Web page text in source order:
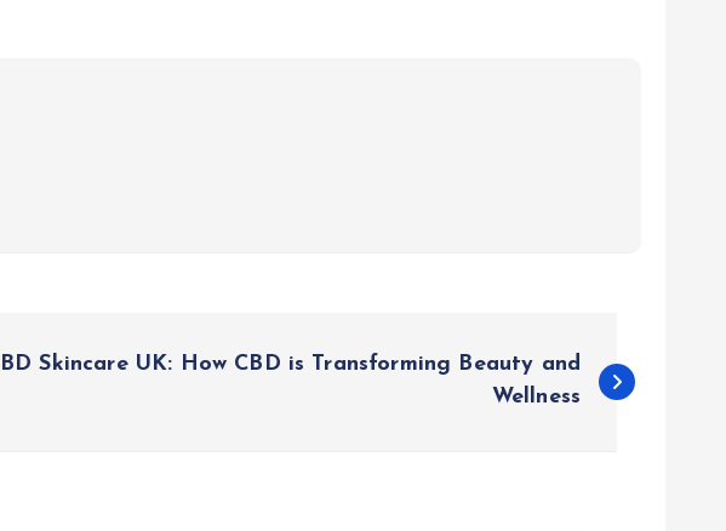
Skincare UK: How CBD is Transforming Beauty and
Wellness